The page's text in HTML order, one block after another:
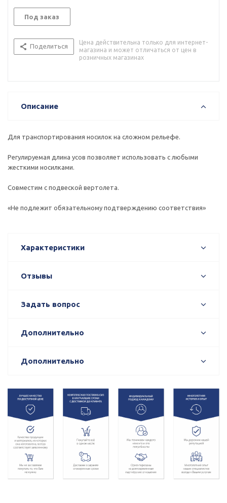
Под заказ
Поделиться
Цена действительна только для интернет-
магазина и может отличаться от цен в
розничных магазинах
Описание
Для транспортирования носилок на сложном рельефе.
Регулируемая длина усов позволяет использовать с любыми
жесткими носилками.
Совместим с подвеской вертолета.
«Не подлежит обязательному подтверждению соответствия»
Характеристики
Отзывы
Задать вопрос
Дополнительно
Дополнительно